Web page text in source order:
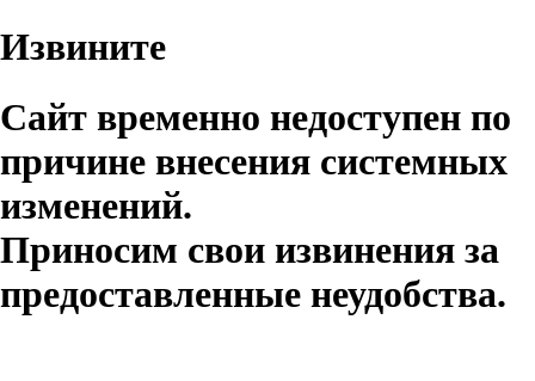
Извините
Сайт временно недоступен по
причине внесения системных
изменений.
Приносим свои извинения за
предоставленные неудобства.